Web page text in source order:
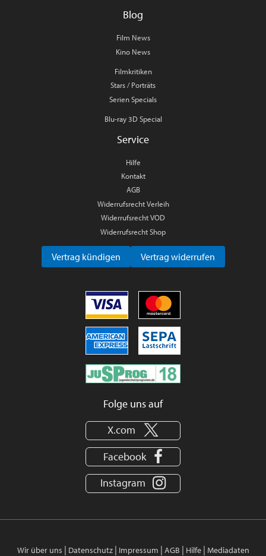
Blog
Film News
Kino News
Filmkritiken
Stars / Porträts
Serien Specials
Blu-ray 3D Special
Service
Hilfe
Kontakt
AGB
Widerrufsrecht Verleih
Widerrufsrecht VOD
Widerrufsrecht Shop
Vertrag kündigen Vertrag widerrufen
Folge uns auf
X.com
Facebook
Instagram
Wir über uns | Datenschutz| Impressum | AGB | Hilfe| Mediadaten